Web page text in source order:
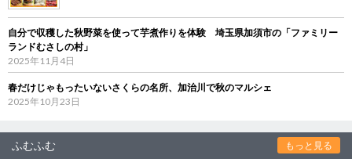
自分で収穫した秋野菜を使って芋煮作りを体験 埼玉県加須市の「ファミリー
ランドむさしの村」
2025年11月4日
春だけじゃもったいないさくらの名所、加治川で秋のマルシェ
2025年10月23日
ふむふむ もっと見る